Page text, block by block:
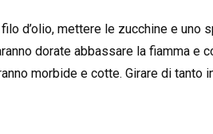
d’olio, mettere le zucchine e uno
dorate abbassare la fiamma e
morbide e cotte. Girare di tanto